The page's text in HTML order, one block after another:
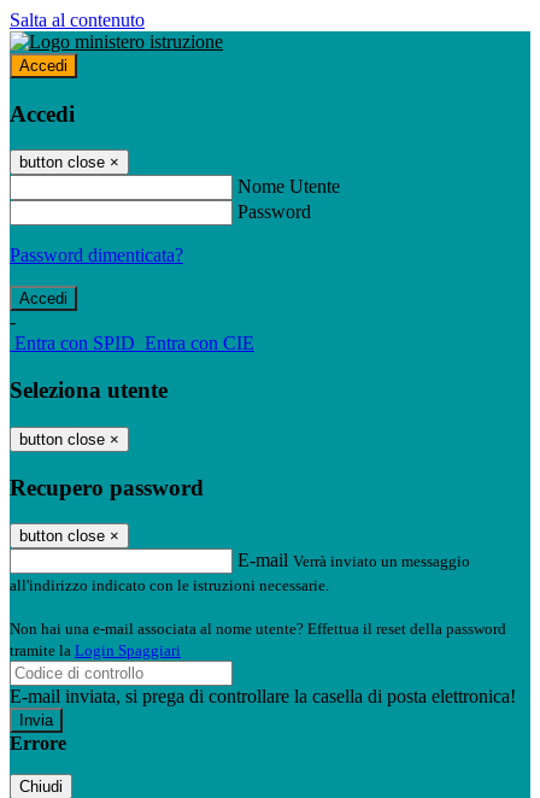
Salta al contenuto
Accedi
Accedi
button close ×
Nome Utente
Password
Password dimenticata?
-
Entra con SPID Entra con CIE
Seleziona utente
button close ×
Recupero password
button close ×
E-mail Verrà inviato un messaggio
all'indirizzo indicato con le istruzioni necessarie.
Non hai una e-mail associata al nome utente? Effettua il reset della password
tramite la Login Spaggiari
E-mail inviata, si prega di controllare la casella di posta elettronica!
Errore
Chiudi